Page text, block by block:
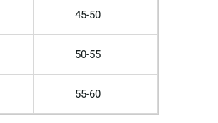
45-50
50-55
55-60